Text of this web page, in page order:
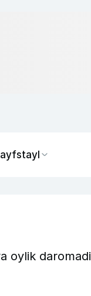
oylik daromadi